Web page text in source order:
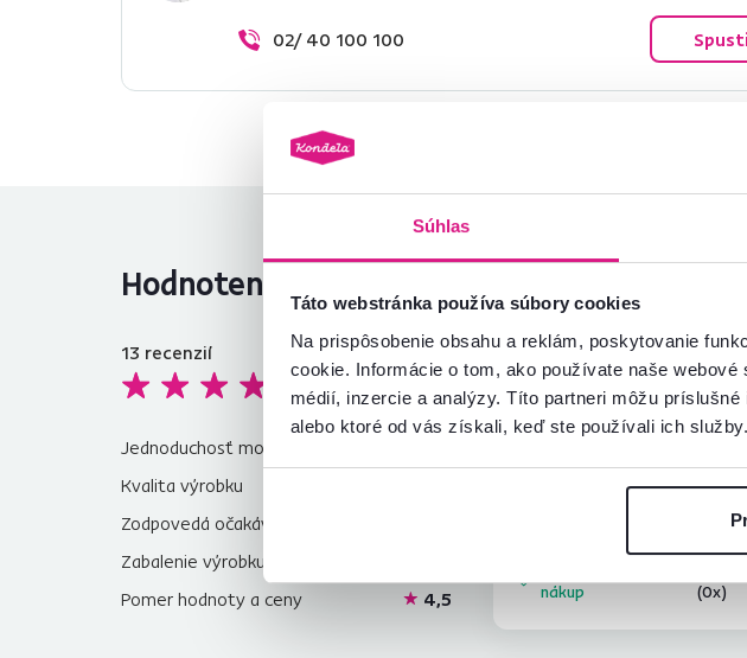
Súhlas
Táto webstránka používa súbory cookies
Na prispôsobenie obsahu a reklám, poskytovanie
cookie. Informácie o tom, ako používate naše
médií, inzercie a analýzy. Títo partneri môžu
alebo ktoré od vás získali, keď ste používali ich služby.
02/ 40 100 100
Hodnotenia produktu
4,3
13 recenzií
Jednoduchosť montáže
Kvalita výrobku
Zodpovedá očakávaniam
Zabalenie výrobku
Pomer hodnoty a ceny
4,5
M
Milan H.
Slovensko
👍👍👍👍
nákup
(0x)